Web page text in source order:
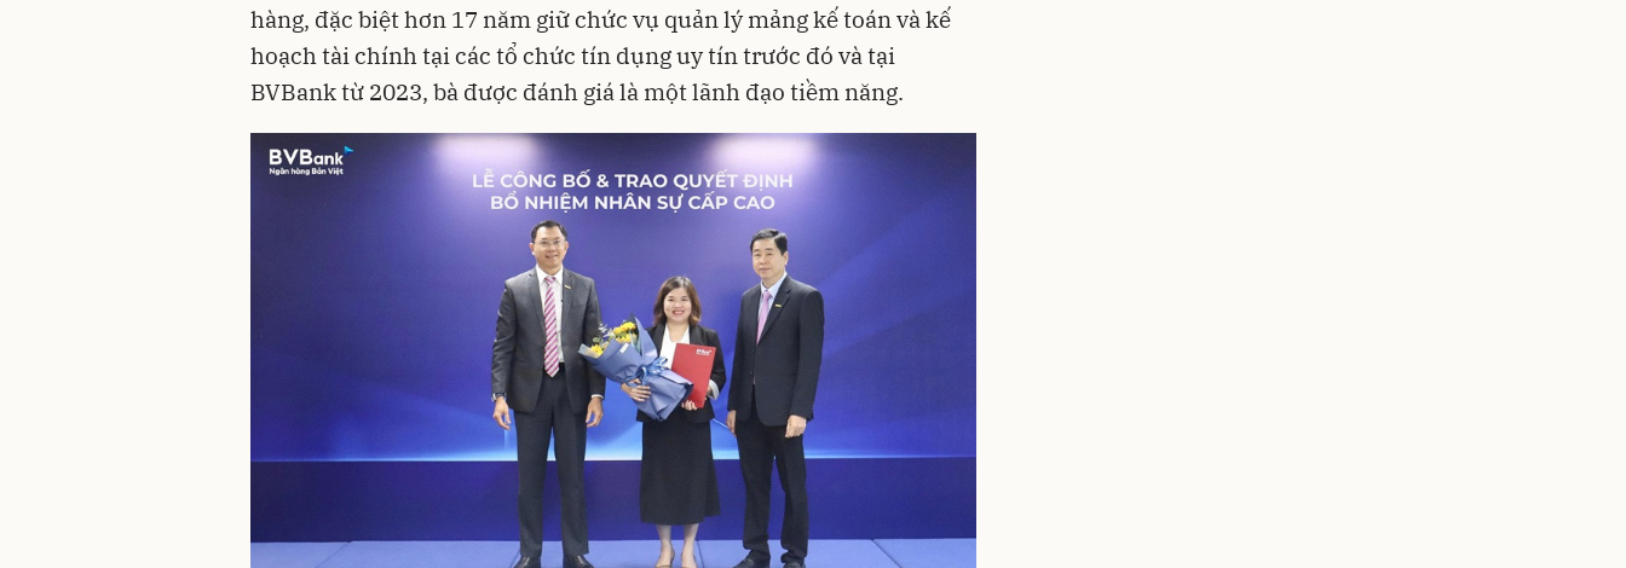
hàng, đặc biệt hơn 17 năm giữ chức vụ quản lý mảng kế toán và kế
hoạch tài chính tại các tổ chức tín dụng uy tín trước đó và tại
BVBank từ 2023, bà được đánh giá là một lãnh đạo tiềm năng.